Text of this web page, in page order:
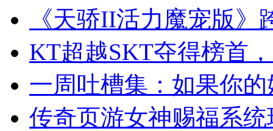
《天骄II活力魔宠版
KT超越SKT夺得榜首
一周吐槽集：如果你
传奇页游女神赐福系